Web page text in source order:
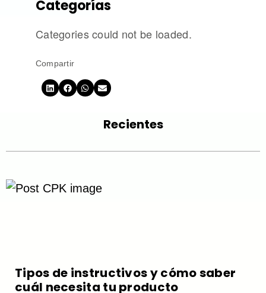
Categorías
Categories could not be loaded.
Compartir
Recientes
Tipos de instructivos y cómo saber
cuál necesita tu producto